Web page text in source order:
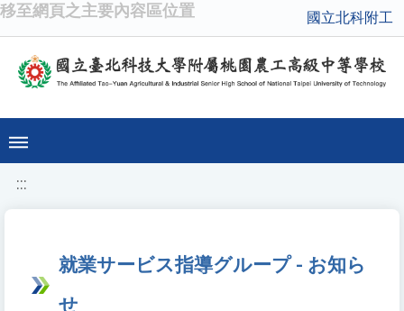
移至網頁之主要內容區位置 國立北科附工
:::
就業サービス指導グループ - お知ら
せ